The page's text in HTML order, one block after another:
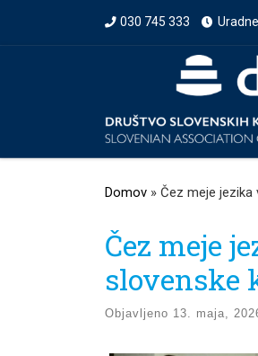
Prikaži vso vsebino030 745 333
Domov » Čez meje
Čez meje
slovenske
Objavljeno 13. maja,